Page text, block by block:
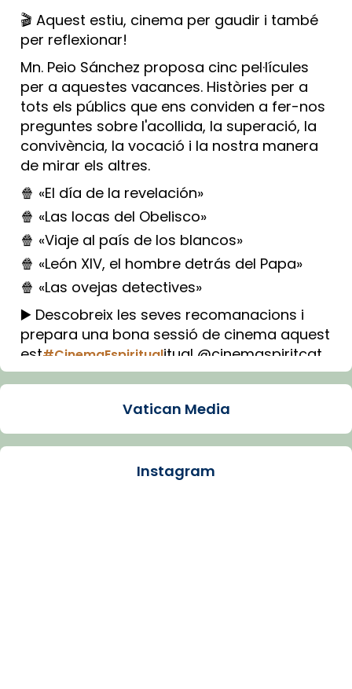
🎬 Aquest estiu, cinema per gaudir i també
per reflexionar!
Mn. Peio Sánchez proposa cinc pel·lícules
per a aquestes vacances. Històries per a
tots els públics que ens conviden a fer-nos
preguntes sobre l'acollida, la superació, la
convivència, la vocació i la nostra manera
de mirar els altres.
🍿 «El día de la revelación»
🍿 «Las locas del Obelisco»
🍿 «Viaje al país de los blancos»
🍿 «León XIV, el hombre detrás del Papa»
🍿 «Las ovejas detectives»
▶️ Descobreix les seves recomanacions i
prepara una bona sessió de cinema aquest
est#CinemaEspiritualitual @cinemaspiritcat
Imatge: Generada amb IA (OpenAI)
View on Facebook · Share
Arquebisbat de Barcelona
Vatican Media
Instagram